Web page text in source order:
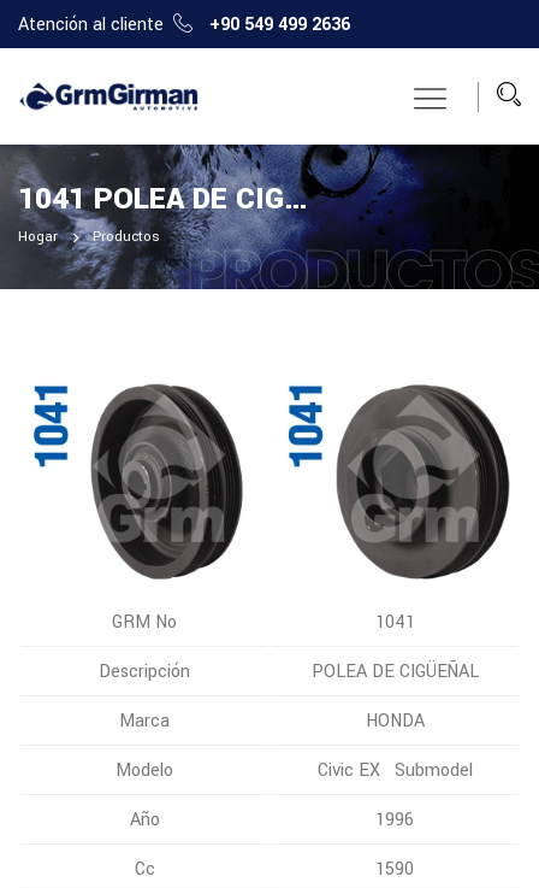
Atención al cliente +90 549 499 2636
1041 POLEA DE CIGÜEÑAL
Hogar Productos
GRM No
1041
Descripción
POLEA DE CIGÜEÑAL
Marca
HONDA
Modelo
Civic EX Submodel
Año
1996
Cc
1590